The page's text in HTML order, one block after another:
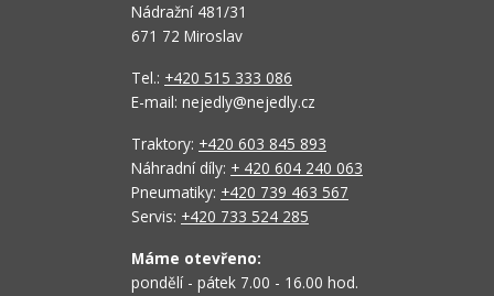
Nádražní 481/31
671 72 Miroslav
Tel.: +420 515 333 086
E-mail: nejedly@nejedly.cz
Traktory: +420 603 845 893
Náhradní díly: + 420 604 240 063
Pneumatiky: +420 739 463 567
Servis: +420 733 524 285
Máme otevřeno:
pondělí - pátek 7.00 - 16.00 hod.